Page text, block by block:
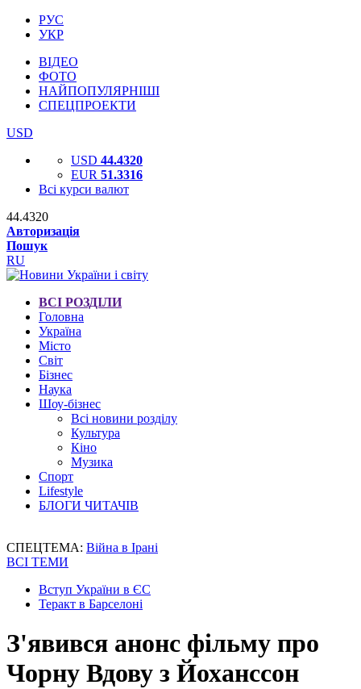
РУС
УКР
ВІДЕО
ФОТО
НАЙПОПУЛЯРНІШІ
СПЕЦПРОЕКТИ
USD
USD 44.4320
EUR 51.3316
Всі курси валют
44.4320
Авторизація
Пошук
RU
ВСІ РОЗДІЛИ
Головна
Україна
Місто
Світ
Бізнес
Наука
Шоу-бізнес
Всі новини розділу
Культура
Кіно
Музика
Спорт
Lifestyle
БЛОГИ ЧИТАЧІВ
СПЕЦТЕМА: Війна в Ірані
ВСІ ТЕМИ
Вступ України в ЄС
Теракт в Барселоні
З'явився анонс фільму про
Чорну Вдову з Йоханссон